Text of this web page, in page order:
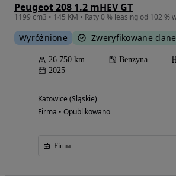
Peugeot 208 1.2 mHEV GT
Wyróżnione Zweryfikowane dane
26 750 km Benzyna
2025
Katowice (Śląskie)
Firma • Opublikowano
Firma